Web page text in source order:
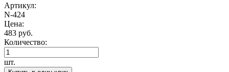
Артикул:
N-424
Цена:
483 руб.
Количество:
шт.